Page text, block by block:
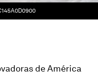
de América